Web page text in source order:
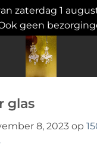
zaterdag 1
geen
glas
8, 2023 op